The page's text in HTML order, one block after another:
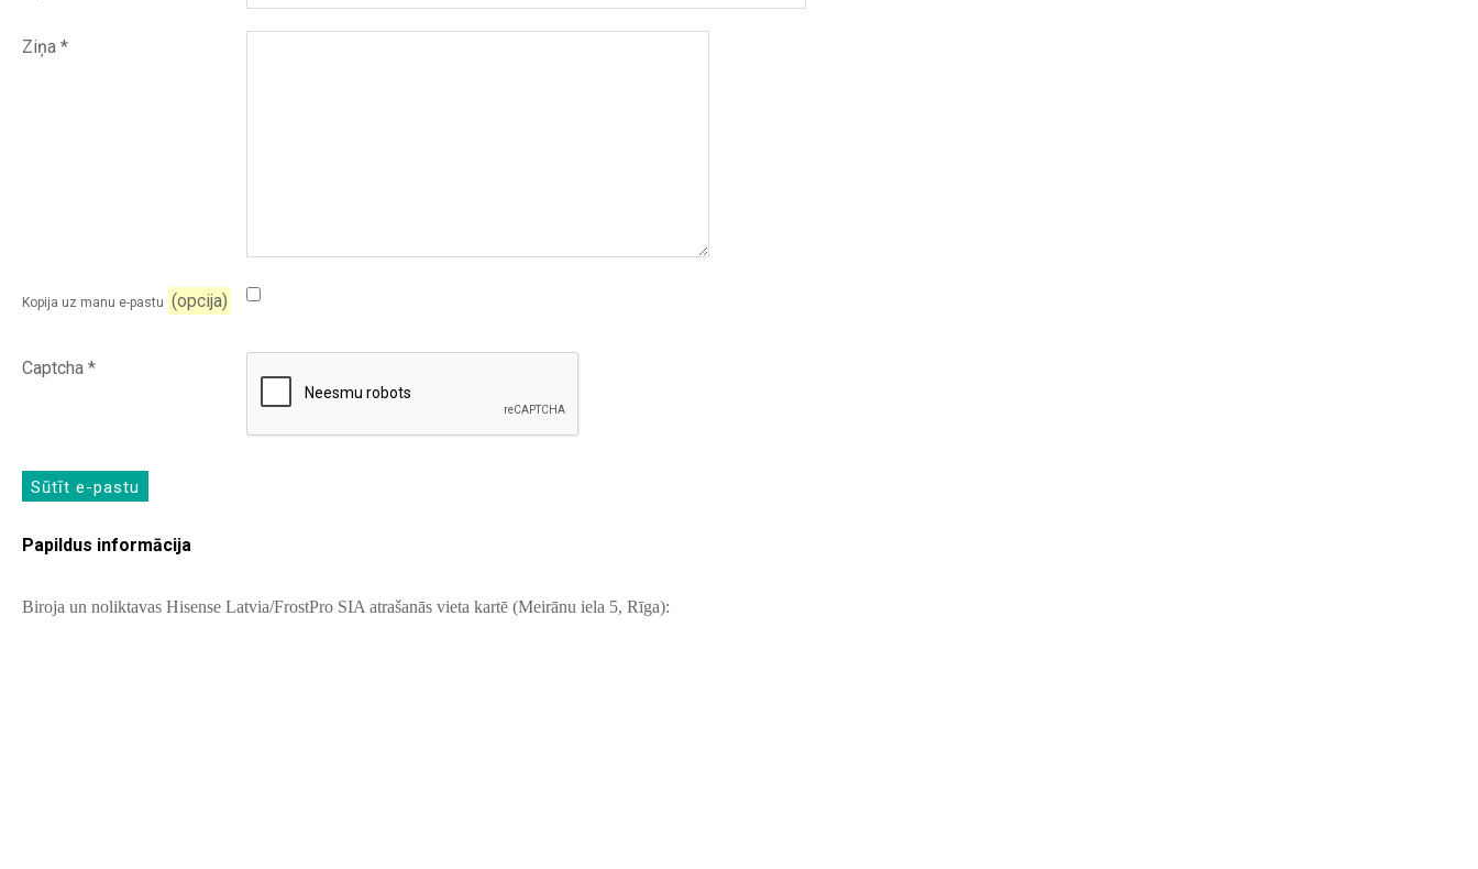
Ziņa *
Kopija uz manu e-pastu (opcija)
Captcha *
Sūtīt e-pastu
Papildus informācija
Biroja un noliktavas Hisense Latvia/FrostPro SIA atrašanās vieta kartē (Meirānu iela 5, Rīga):